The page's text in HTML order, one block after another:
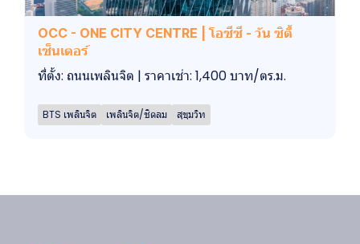
OCC - ONE CITY CENTRE | โอซีซี - วัน ซิตี้
เซ็นเตอร์
ที่ตั้ง: ถนนเพลินจิต | ราคาเช่า: 1,400 บาท/ตร.ม.
BTS เพลินจิต เพลินจิต/ชิดลม สุขุมวิท